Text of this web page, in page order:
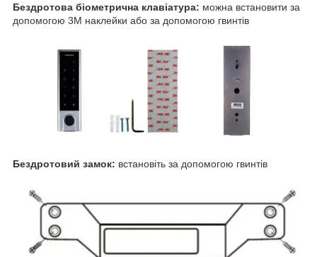
Бездротова біометрична клавіатура: можна встановити за
допомогою 3М наклейки або за допомогою гвинтів
Бездротовий замок: встановіть за допомогою гвинтів